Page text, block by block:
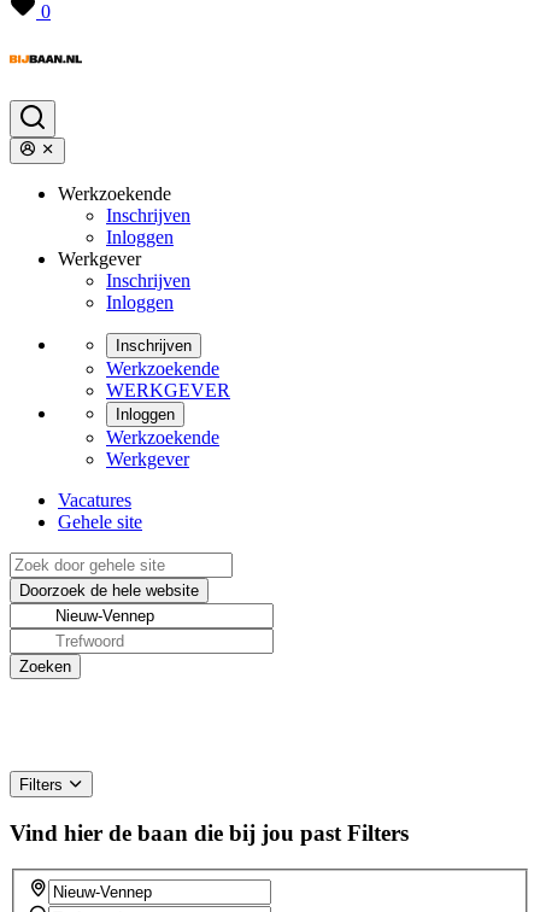
0
Werkzoekende
Inschrijven
Inloggen
Werkgever
Inschrijven
Inloggen
Inschrijven
Werkzoekende
WERKGEVER
Inloggen
Werkzoekende
Werkgever
Vacatures
Gehele site
Filters
Vind hier de baan die bij jou past Filters